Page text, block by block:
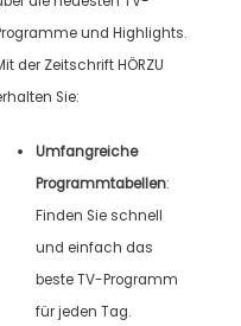
und Highlights.
der Zeitschrift HÖRZU
Sie:
Umfangreiche
Programmtabellen:
Finden Sie schnell
und einfach das
beste TV-Programm
für jeden Tag.